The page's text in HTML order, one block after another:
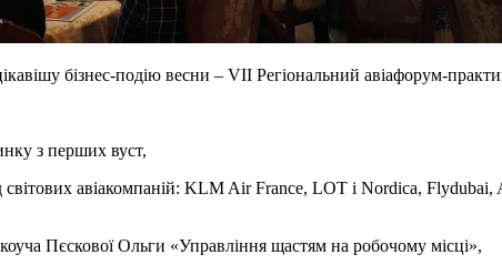
бізнес-подію весни – VII Регіональний авіафорум-
з перших вуст,
світових авіакомпаній: KLM Air France, LOT і Nordica,
Пєскової Ольги «Управління щастям на робочому місці»,